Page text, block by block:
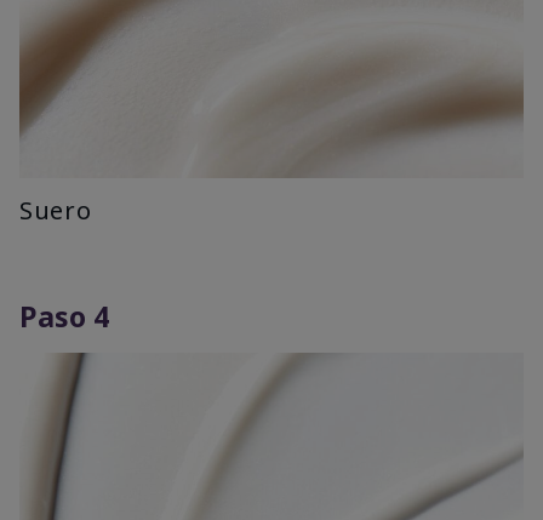
Suero
Paso 4